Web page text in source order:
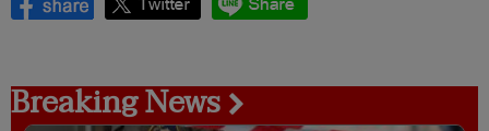
Breaking News